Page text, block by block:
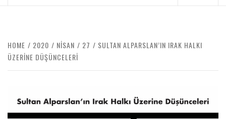
HOME 2020 NISAN 27
SULTAN ALPARSLAN’IN IRAK HALKI
ÜZERINE DÜŞÜNCELERI